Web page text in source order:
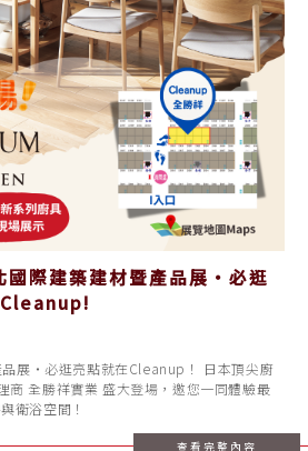
際建築建材暨產品展・必逛
展・必逛亮點就在Cleanup！ 日本頂尖廚
商 全勝祥實業 盛大登場，邀您一同體驗最
衛浴空間！
查看完整內容